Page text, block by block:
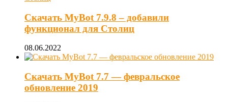
Скачать MyBot 7.9.8 – добавили
функционал для Столиц
08.06.2022
Скачать MyBot 7.7 — февральское
обновление 2019